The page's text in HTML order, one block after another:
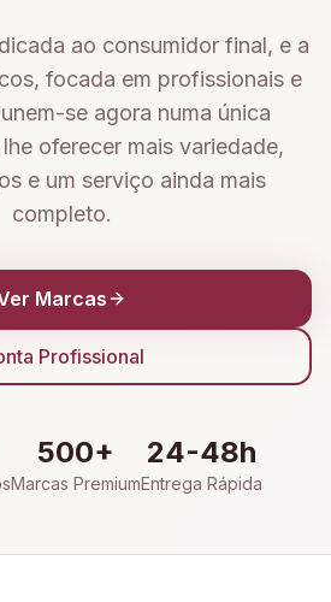
ao consumidor final, e a
focada em profissionais e
se agora numa única
oferecer mais variedade,
e um serviço ainda mais
completo.
Marcas
Profissional
500+
Marcas Premium
24-48h
Entrega Rápida